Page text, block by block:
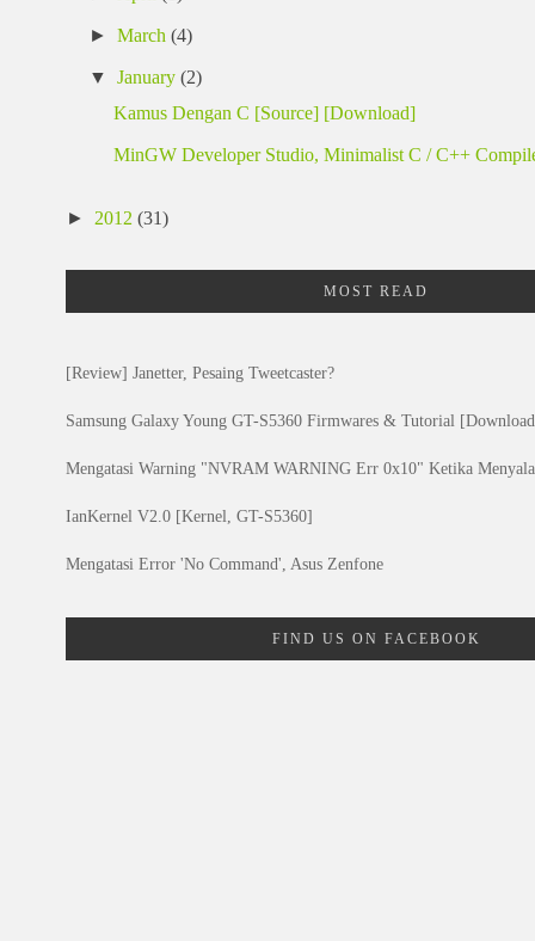
►March(4)
▼January(2)
Kamus Dengan C [Source] [Download]
MinGW Developer Studio, Minimalist C / C++
► 2012 (31)
MOST READ
[Review] Janetter, Pesaing Tweetcaster?
Samsung Galaxy Young GT-S5360 Firmwares & Tutorial
Mengatasi Warning "NVRAM WARNING Err 0x10" Ketika
IanKernel V2.0 [Kernel, GT-S5360]
Mengatasi Error 'No Command', Asus Zenfone
FIND US ON FACEBOOK